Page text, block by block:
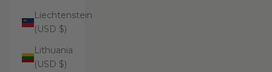
Liechtenstein
(USD $)
Lithuania
(USD $)